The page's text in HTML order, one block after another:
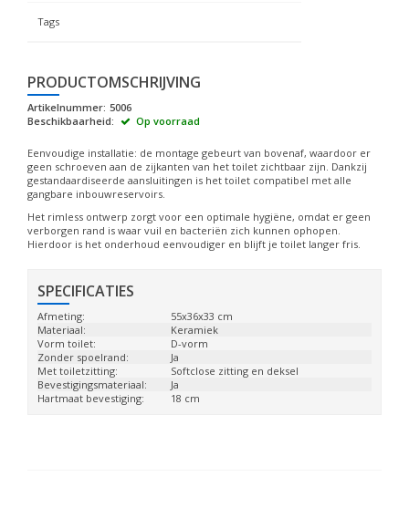
Tags
PRODUCTOMSCHRIJVING
Artikelnummer: 5006
Beschikbaarheid:
Op voorraad
Eenvoudige installatie: de montage gebeurt van bovenaf, waardoor er
geen schroeven aan de zijkanten van het toilet zichtbaar zijn. Dankzij
gestandaardiseerde aansluitingen is het toilet compatibel met alle
gangbare inbouwreservoirs.
Het rimless ontwerp zorgt voor een optimale hygiëne, omdat er geen
verborgen rand is waar vuil en bacteriën zich kunnen ophopen.
Hierdoor is het onderhoud eenvoudiger en blijft je toilet langer fris.
SPECIFICATIES
Afmeting:
55x36x33 cm
Materiaal:
Keramiek
Vorm toilet:
D-vorm
Zonder spoelrand:
Ja
Met toiletzitting:
Softclose zitting en deksel
Bevestigingsmateriaal:
Ja
Hartmaat bevestiging:
18 cm